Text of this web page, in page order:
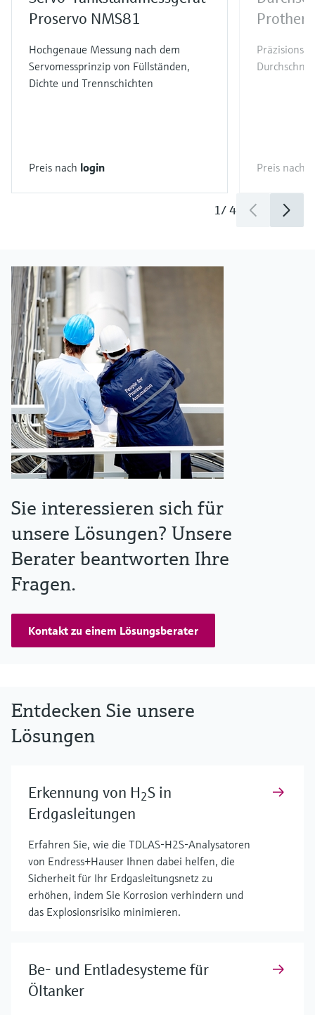
Proservo NMS81
Hochgenaue Messung nach dem
Servomessprinzip von Füllständen,
Dichte und Trennschichten
Preis nach login Preis nach
1/4
Sie interessieren sich für
unsere Lösungen? Unsere
Berater beantworten Ihre
Fragen.
Kontakt zu einem Lösungsberater
Entdecken Sie unsere
Lösungen
Erkennung von H2S in
Erdgasleitungen
Erfahren Sie, wie die TDLAS-H2S-Analysatoren
von Endress+Hauser Ihnen dabei helfen, die
Sicherheit für Ihr Erdgasleitungsnetz zu
erhöhen, indem Sie Korrosion verhindern und
das Explosionsrisiko minimieren.
Be- und Entladesysteme für
Öltanker